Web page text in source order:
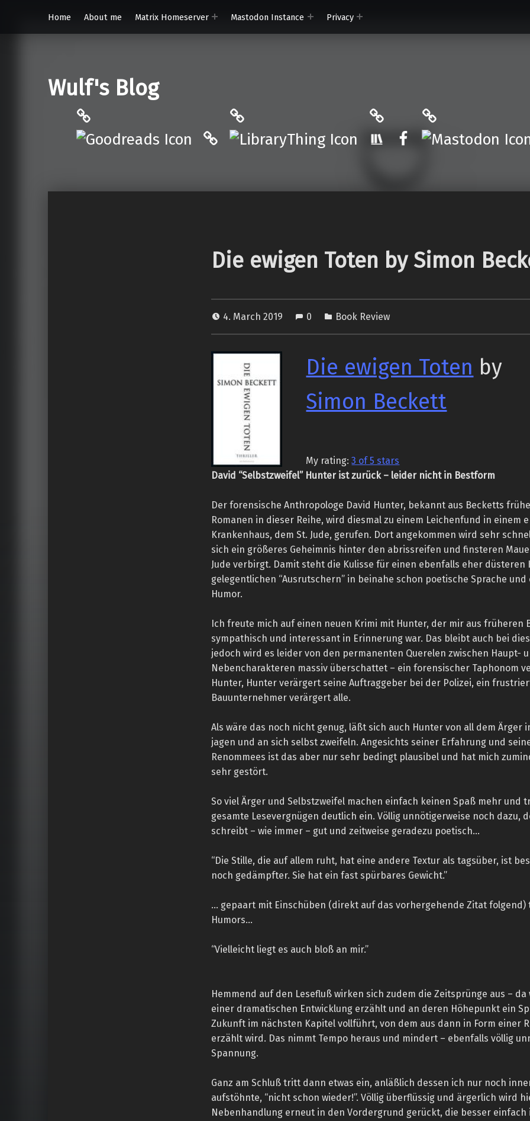
Home About me Matrix Homeserver Mastodon Instance Privacy
Wulf's Blog
Philantrop on Goodreads
Hardcover.App
Facebook
Die ewigen Toten by Simon
4. March 2019 0 Book Review
Die ewigen Toten by
Simon Beckett
My rating:3 of 5 stars
David “Selbstzweifel” Hunter ist zurück – leider nicht in Bestform
Der forensische Anthropologe David Hunter, bekannt aus Becketts
Romanen in dieser Reihe, wird diesmal zu einem Leichenfund in einem
Krankenhaus, dem St. Jude, gerufen. Dort angekommen wird sehr
sich ein größeres Geheimnis hinter den abrissreifen und finsteren
Jude verbirgt. Damit steht die Kulisse für einen ebenfalls eher düsteren
gelegentlichen “Ausrutschern” in beinahe schon poetische Sprache und
Humor.
Ich freute mich auf einen neuen Krimi mit Hunter, der mir aus früheren
sympathisch und interessant in Erinnerung war. Das bleibt auch bei
jedoch wird es leider von den permanenten Querelen zwischen Haupt-
Nebencharakteren massiv überschattet – ein forensischer Taphonom
Hunter, Hunter verärgert seine Auftraggeber bei der Polizei, ein
Bauunternehmer verärgert alle.
Als wäre das noch nicht genug, läßt sich auch Hunter von all dem Ärger
jagen und an sich selbst zweifeln. Angesichts seiner Erfahrung und
Renommees ist das aber nur sehr bedingt plausibel und hat mich
sehr gestört.
So viel Ärger und Selbstzweifel machen einfach keinen Spaß mehr und
gesamte Lesevergnügen deutlich ein. Völlig unnötigerweise noch dazu,
schreibt – wie immer – gut und zeitweise geradezu poetisch…
“Die Stille, die auf allem ruht, hat eine andere Textur als tagsüber, ist
noch gedämpfter. Sie hat ein fast spürbares Gewicht.”
… gepaart mit Einschüben (direkt auf das vorhergehende Zitat folgend)
Humors…
“Vielleicht liegt es auch bloß an mir.”
Hemmend auf den Lesefluß wirken sich zudem die Zeitsprünge aus – da
einer dramatischen Entwicklung erzählt und an deren Höhepunkt ein
Zukunft im nächsten Kapitel vollführt, von dem aus dann in Form einer
erzählt wird. Das nimmt Tempo heraus und mindert – ebenfalls völlig
Spannung.
Ganz am Schluß tritt dann etwas ein, anläßlich dessen ich nur noch
aufstöhnte, “nicht schon wieder!”. Völlig überflüssig und ärgerlich wird
Nebenhandlung erneut in den Vordergrund gerückt, die besser einfach